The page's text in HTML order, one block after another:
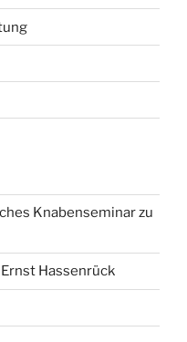
Knabenseminar zu
Hassenrück